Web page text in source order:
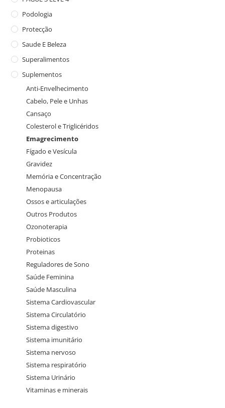
Podologia
Protecção
Saude E Beleza
Superalimentos
Suplementos
Anti-Envelhecimento
Cabelo, Pele e Unhas
Cansaço
Colesterol e Triglicéridos
Emagrecimento
Fígado e Vesícula
Gravidez
Memória e Concentração
Menopausa
Ossos e articulações
Outros Produtos
Ozonoterapia
Probioticos
Proteinas
Reguladores de Sono
Saúde Feminina
Saúde Masculina
Sistema Cardiovascular
Sistema Circulatório
Sistema digestivo
Sistema imunitário
Sistema nervoso
Sistema respiratório
Sistema Urinário
Vitaminas e minerais